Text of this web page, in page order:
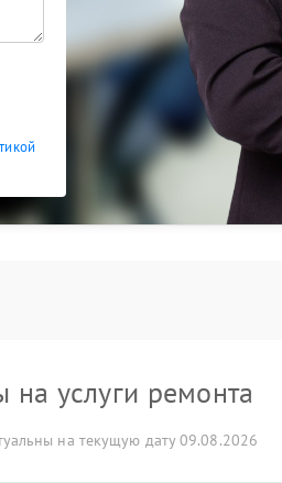
на услуги ремонта
на текущую дату 09.08.2026